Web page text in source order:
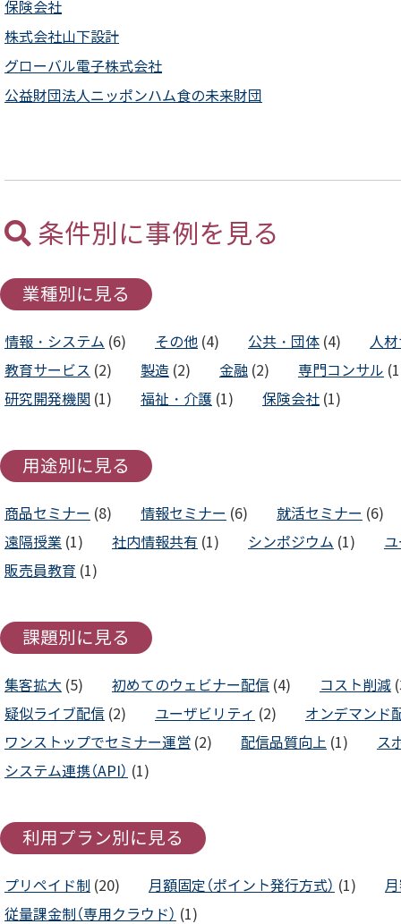
保険会社
株式会社山下設計
グローバル電子株式会社
公益財団法人ニッポンハム食の未来財団
条件別に事例を見る
業種別に見る
情報・システム (6) その他(4) 公共・団体(4)
人
教育サービス (2) 製造(2) 金融 (2) 専門コンサル
研究開発機関 (1) 福祉・介護 (1) 保険会社(1)
用途別に見る
商品セミナー (8) 情報セミナー (6) 就活セミナー (6)
遠隔授業 (1) 社内情報共有 (1) シンポジウム (1)
販売員教育 (1)
課題別に見る
集客拡大 (5) 初めてのウェビナー配信(4) コスト削減
疑似ライブ配信 (2) ユーザビリティ (2)
オンデマンド
ワンストップでセミナー運営 (2) 配信品質向上 (1)
ス
システム連携（API） (1)
利用プラン別に見る
プリペイド制 (20) 月額固定（ポイント発行方式） (1)
従量課金制（専用クラウド） (1)